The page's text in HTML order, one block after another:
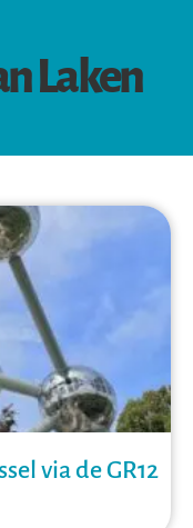
Laken
via de GR12